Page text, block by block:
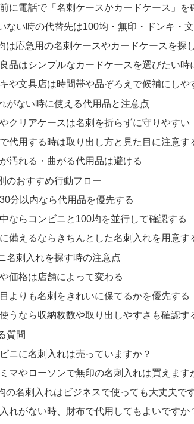
に電話で「名刺ケースかカードケース」を
ない時の代替先は100均・無印・ドンキ・
は応急用の名刺ケースやカードケースを探
品はシンプルなカードケースを選びたい時
キや文具店は時間帯や品ぞろえで候補にしや
がない時に使える代用品と注意点
クリアケースは名刺を折らずに守りやすい
代用する時は取り出し方と見た目に注意す
汚れる・曲がる代用品は避ける
のおすすめ行動フロー
分以内なら代用品を優先する
ならコンビニと100均を並行して確認する
備えるならきちんとした名刺入れを用意す
名刺入れを探す時の注意点
価格は店舗によって変わる
よりも名刺をきれいに保てるかを優先する
うなら収納枚数や取り出しやすさも確認す
質問
ニに名刺入れは売っていますか？
マやローソンで無印の名刺入れは買えます
の名刺入れはビジネスで使っても大丈夫で
れがない時、財布で代用してもよいですか